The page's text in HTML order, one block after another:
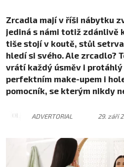
Zrcadla mají v říši nábytku
jediná s námi totiž zdánlivě
tiše stojí v koutě, stůl
hledí si svého. Ale zrcadlo?
vrátí každý úsměv i protáhlý
perfektním make-upem i
pomocník, se kterým nikdy
ADVERTORIAL 29. září